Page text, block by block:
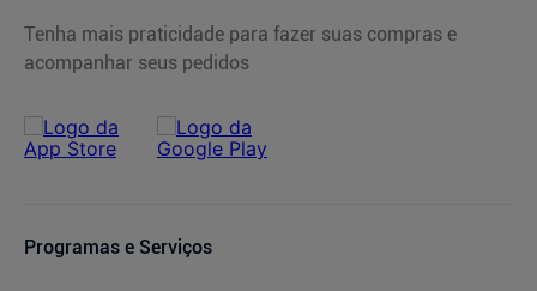
Tenha mais praticidade para fazer suas compras e
acompanhar seus pedidos
Programas e Serviços